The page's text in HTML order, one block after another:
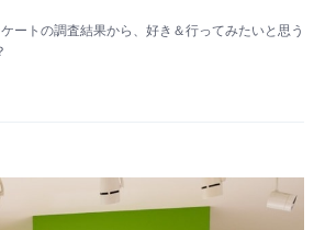
ートの調査結果から、好き＆行ってみたいと思う